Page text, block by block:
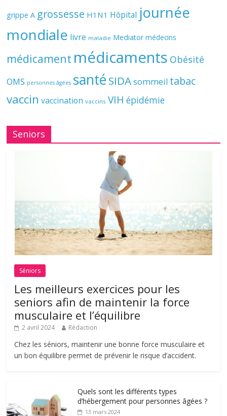
grippe A grossesse H1N1 Hôpital journée
mondiale livre maladie Mediator médecins
médicament médicaments Obésité
OMS personnes âgées santé SIDAsommeil tabac
vaccin vaccination vaccins VIH épidémie
Seniors
Séniors
Les meilleurs exercices pour les
seniors afin de maintenir la force
musculaire et l’équilibre
2 avril 2024 Rédaction
Chez les séniors, maintenir une bonne force musculaire et
un bon équilibre permet de prévenir le risque d’accident.
Quels sont les différents types
d’hébergement pour personnes âgées ?
13 mars 2024